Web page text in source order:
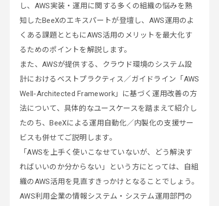
し、AWS実装・運用に関する多くの組織の悩みを熟
知したBeeXのエキスパートが登壇し、AWS運用のよ
くある課題とともにAWS活用のメリットを最大化す
るためのポイントを解説します。
また、AWSが提供する、クラウド環境のシステム設
計におけるベストプラクティス／ガイドライン「AWS
Well-Architected Framework」に基づく運用改善の方
法について、具体的なユースケースを踏まえて紹介し
たのち、BeeXによる運用自動化／内製化の支援サー
ビスも併せてご説明します。
「AWSを上手く使いこなせていないが、どう解決す
ればいいのか分からない」という方にとっては、自組
織のAWS活用を見直すきっかけとなることでしょう。
AWS利用企業の情報システム・システム運用部門の